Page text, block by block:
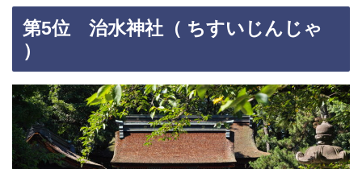
第5位 治水神社（ ちすいじんじゃ
）